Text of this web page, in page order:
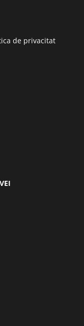
de privacitat